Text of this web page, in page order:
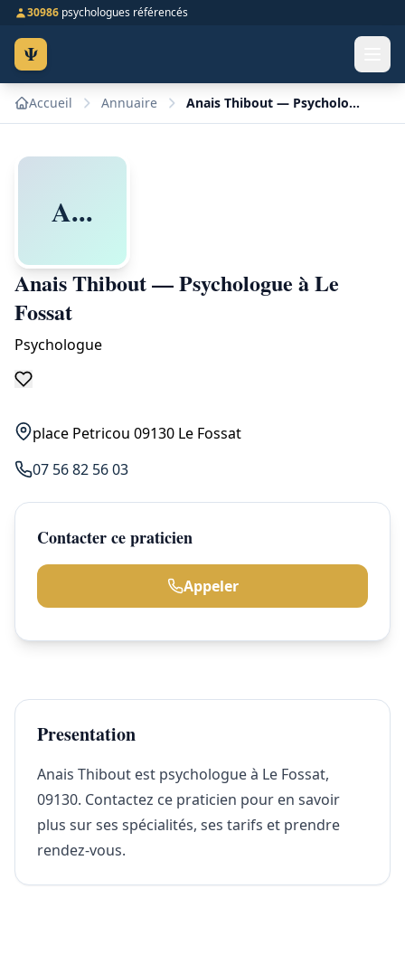
30986 psychologues référencés
Ψ
Accueil Annuaire Anais Thibout — Psychologue à Le Fossat
A...
Anais Thibout — Psychologue à Le
Fossat
Psychologue
place Petricou 09130 Le Fossat
07 56 82 56 03
Contacter ce praticien
Appeler
Presentation
Anais Thibout est psychologue à Le Fossat,
09130. Contactez ce praticien pour en savoir
plus sur ses spécialités, ses tarifs et prendre
rendez-vous.